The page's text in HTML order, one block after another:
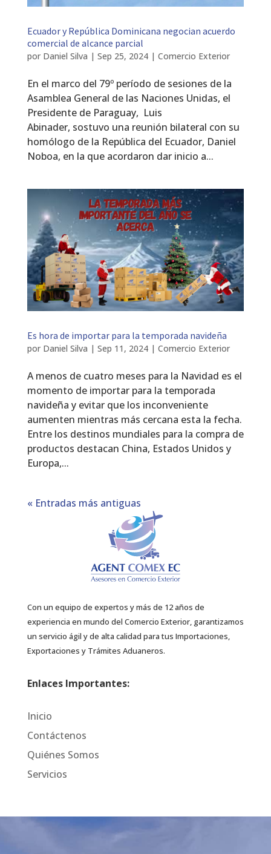
Ecuador y República Dominicana negocian acuerdo
comercial de alcance parcial
por Daniel Silva | Sep 25, 2024| Comercio Exterior
En el marco del 79º período de sesiones de la
Asamblea General de las Naciones Unidas, el
Presidente de Paraguay, Luis
Abinader, sostuvo una reunión bilateral con su
homólogo de la República del Ecuador, Daniel
Noboa, en la que acordaron dar inicio a...
Es hora de importar para la temporada navideña
por Daniel Silva | Sep 11, 2024| Comercio Exterior
A menos de cuatro meses para la Navidad es el
momento de importar para la temporada
navideña y evitar que los inconveniente
aumenten mientras más cercana esta la fecha.
Entre los destinos mundiales para la compra de
productos destacan China, Estados Unidos y
Europa,...
« Entradas más antiguas
Con un equipo de expertos y más de 12 años de
experiencia en mundo del Comercio Exterior, garantizamos
un servicio ágil y de alta calidad para tus Importaciones,
Exportaciones y Trámites Aduaneros.
Enlaces Importantes:
Inicio
Contáctenos
Quiénes Somos
Servicios